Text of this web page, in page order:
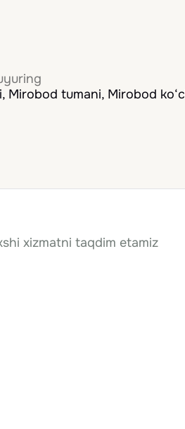
Mirobod tumani, Mirobod
xizmatni taqdim etamiz